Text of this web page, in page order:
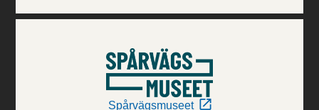
Spårvägsmuseet